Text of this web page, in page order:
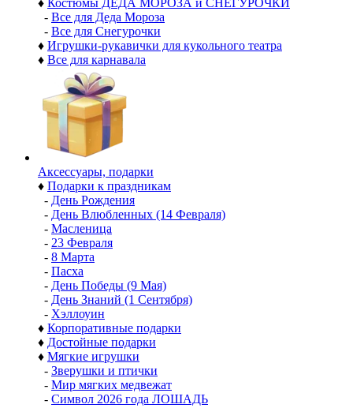
♦ Костюмы ДЕДА МОРОЗА и СНЕГУРОЧКИ
- Все для Деда Мороза
- Все для Снегурочки
♦ Игрушки-рукавички для кукольного театра
♦ Все для карнавала
Аксессуары, подарки
♦ Подарки к праздникам
- День Рождения
- День Влюбленных (14 Февраля)
- Масленица
- 23 Февраля
- 8 Марта
- Пасха
- День Победы (9 Мая)
- День Знаний (1 Сентября)
- Хэллоуин
♦ Корпоративные подарки
♦ Достойные подарки
♦ Мягкие игрушки
- Зверушки и птички
- Мир мягких медвежат
- Символ 2026 года ЛОШАДЬ